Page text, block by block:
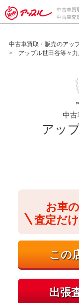
/*ABテスト_新規査
中古車買
中古車査
中古車買取・販売のアッ
アップル世田谷等々
中
アッ
お車
査定だ